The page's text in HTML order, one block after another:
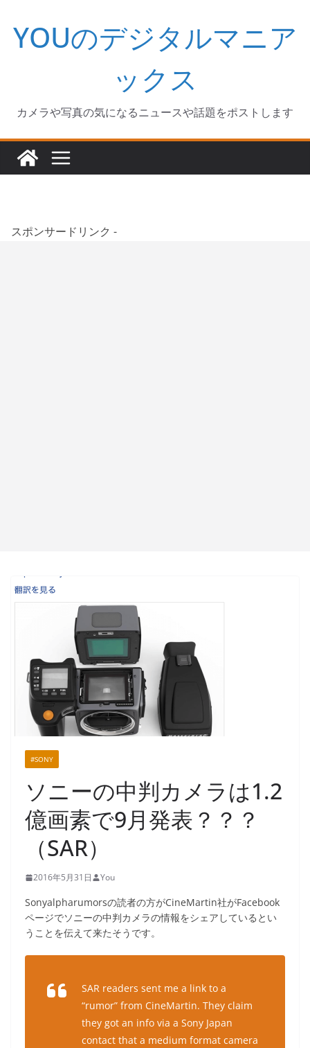
キ
YOUのデジタルマニア
ックス
カメラや写真の気になるニュースや話題をポストします
スポンサードリンク -
#SONY
ソニーの中判カメラは1.2
億画素で9月発表？？？
（SAR）
2016年5月31日 You
Sonyalpharumorsの読者の方がCineMartin社がFacebook
ページでソニーの中判カメラの情報をシェアしているとい
うことを伝えて来たそうです。
SAR readers sent me a link to a
“rumor” from CineMartin. They claim
they got an info via a Sony Japan
contact that a medium format camera